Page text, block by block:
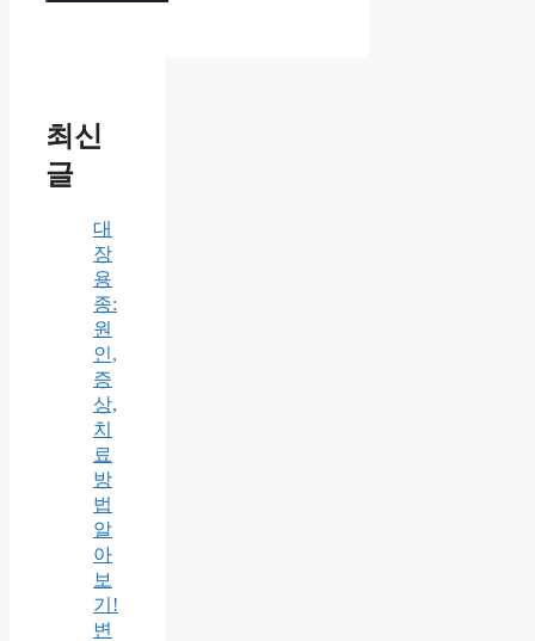
최신
글
대
장
용
종:
원
인,
증
상,
치
료
방
법
알
아
보
기!
변